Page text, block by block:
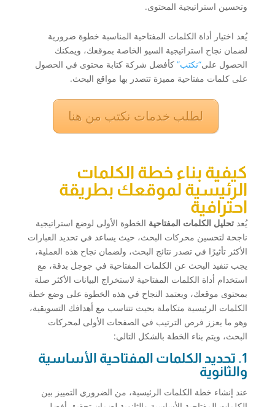
وتحسين استراتيجية المحتوى.
يُعد اختيار أداة الكلمات المفتاحية المناسبة خطوة ضرورية
لضمان نجاح استراتيجية السيو الخاصة بموقعك، ويمكنك
الحصول على“نكتب”كأفضل شركة كتابة محتوى في الحصول
على كلمات مفتاحية مميزة تتصدر بها مواقع البحث.
لطلب خدمات نكتب من هنا
كيفية بناء خطة الكلمات
الرئيسية لموقعك بطريقة
احترافية
يُعد تحليل الكلمات المفتاحية الخطوة الأولى لوضع استراتيجية
ناجحة لتحسين محركات البحث، حيث يساعد في تحديد العبارات
الأكثر تأثيرًا في تصدر نتائج البحث، ولضمان نجاح هذه العملية،
يجب تنفيذ البحث عن الكلمات المفتاحية في جوجل بدقة، مع
استخدام أداة الكلمات المفتاحية لاستخراج البيانات الأكثر صلة
بمحتوى موقعك، ويعتمد النجاح في هذه الخطوة على وضع خطة
الكلمات الرئيسية متكاملة بحيث تتناسب مع أهدافك التسويقية،
وهو ما يعزز فرص الترتيب في الصفحات الأولى لمحركات
البحث، ويتم بناء الخطة بالشكل التالي:
1. تحديد الكلمات المفتاحية الأساسية
والثانوية
عند إنشاء خطة الكلمات الرئيسية، من الضروري التمييز بين